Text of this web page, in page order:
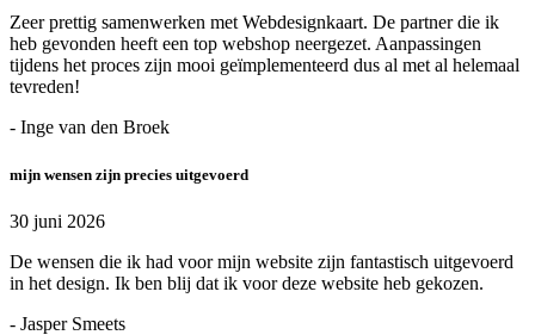
Zeer prettig samenwerken met Webdesignkaart. De partner die ik
heb gevonden heeft een top webshop neergezet. Aanpassingen
tijdens het proces zijn mooi geïmplementeerd dus al met al helemaal
tevreden!
- Inge van den Broek
mijn wensen zijn precies uitgevoerd
30 juni 2026
De wensen die ik had voor mijn website zijn fantastisch uitgevoerd
in het design. Ik ben blij dat ik voor deze website heb gekozen.
- Jasper Smeets